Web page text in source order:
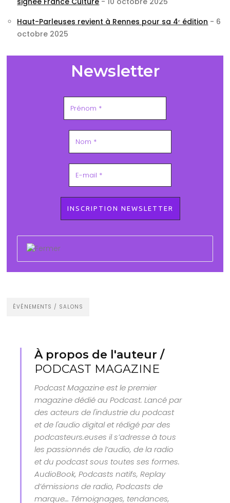
Haut-Parleuses revient à Rennes pour sa 4ᵉ édition - 6
octobre 2025
Newsletter
ÉVÉNEMENTS / SALONS
À propos de l'auteur /
PODCAST MAGAZINE
Podcast Magazine est le premier
magazine dédié au Podcast. Lancé par
des acteurs de l'industrie du podcast
et de l'audio digital et rédigé par des
podcasteurs.euses il s’adresse à tous
les passionnés de l’audio, de la radio
et du podcast sous toutes ses formes.
AudioBook, Podcasts natifs, Replay
d’émissions de radio, Podcasts de
marque… Témoignages, tendances,